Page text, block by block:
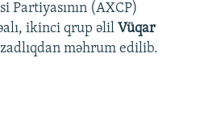
Partiyasının (AXCP)
ikinci qrup əlil Vüqar
məhrum edilib.